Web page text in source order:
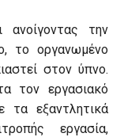
ανοίγοντας την
το οργανωμένο
στον ύπνο.
τον εργασιακό
τα εξαντλητικά
εργασία,